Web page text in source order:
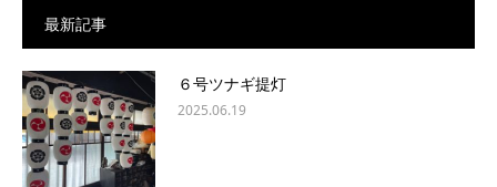
最新記事
６号ツナギ提灯
2025.06.19